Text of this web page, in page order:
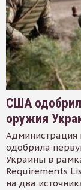
США
оружия
одобрила
Украины в
Requirements
на два